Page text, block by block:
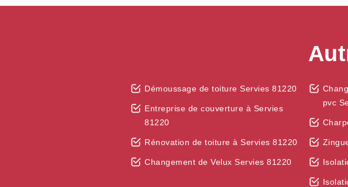
Démoussage de toiture Servies 81220
Entreprise de couverture à Servies
81220
Rénovation de toiture à Servies 81220
Changement de Velux Servies 81220
pvc